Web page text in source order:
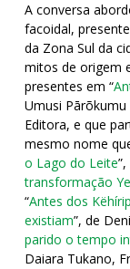
A conversa
facoidal,
da Zona Sul da
mitos de origem
presentes em “
Umusi
Editora, e que
mesmo nome
o Lago do Leite
transformação
“Antes dos
existiam”, de
parido o tempo
Daiara Tukano,